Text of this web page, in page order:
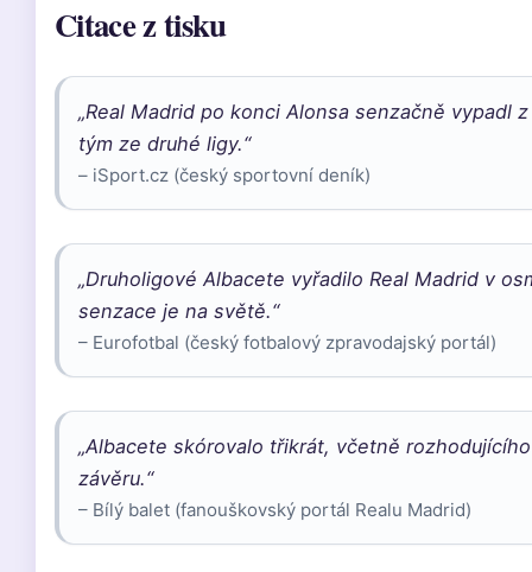
Citace z tisku
„Real Madrid po konci Alonsa senzačně vypadl
tým ze druhé ligy.“
– iSport.cz (český sportovní deník)
„Druholigové Albacete vyřadilo Real Madrid v
senzace je na světě.“
– Eurofotbal (český fotbalový zpravodajský portál)
„Albacete skórovalo třikrát, včetně
závěru.“
– Bílý balet (fanouškovský portál Realu Madrid)